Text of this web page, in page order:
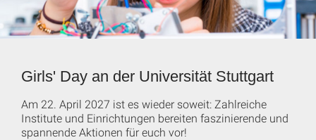
Girls' Day an der Universität Stuttgart
Am 22. April 2027 ist es wieder soweit: Zahlreiche
Institute und Einrichtungen bereiten faszinierende und
spannende Aktionen für euch vor!